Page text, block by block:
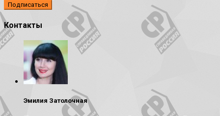
Контакты
Эмилия Затолочная